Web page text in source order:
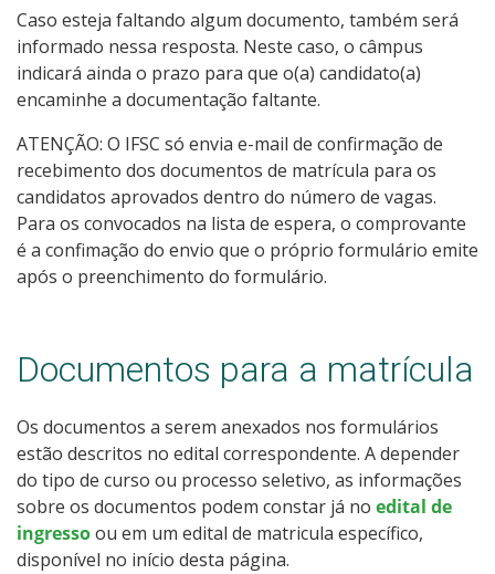
Caso esteja faltando algum documento, também será
informado nessa resposta. Neste caso, o câmpus
indicará ainda o prazo para que o(a) candidato(a)
encaminhe a documentação faltante.
ATENÇÃO: O IFSC só envia e-mail de confirmação de
recebimento dos documentos de matrícula para os
candidatos aprovados dentro do número de vagas.
Para os convocados na lista de espera, o comprovante
é a confimação do envio que o próprio formulário emite
após o preenchimento do formulário.
Documentos para a matrícula
Os documentos a serem anexados nos formulários
estão descritos no edital correspondente. A depender
do tipo de curso ou processo seletivo, as informações
sobre os documentos podem constar já no edital de
ingressoou em um edital de matricula específico,
disponível no início desta página.